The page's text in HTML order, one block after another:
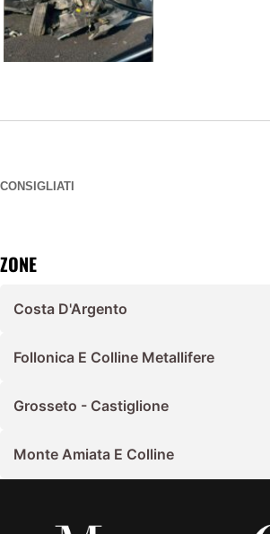
CONSIGLIATI
ZONE
Costa D'Argento
Follonica E Colline Metallifere
Grosseto - Castiglione
Monte Amiata E Colline